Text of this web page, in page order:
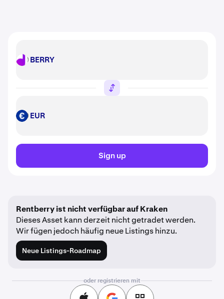
BERRY BERRY
EUR EUR
Sign up
Rentberry ist nicht verfügbar auf Kraken
Dieses Asset kann derzeit nicht getradet werden.
Wir fügen jedoch häufig neue Listings hinzu.
Neue Listings-Roadmap
oder registrieren mit